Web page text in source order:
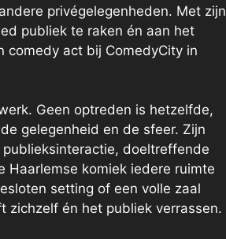
privégelegenheden. Met zijn
publiek te raken én aan het
comedy act bij ComedyCity in
Geen optreden is hetzelfde,
gelegenheid en de sfeer. Zijn
doeltreffende
Haarlemse komiek iedere ruimte
setting of een volle zaal
zichzelf én het publiek verrassen.